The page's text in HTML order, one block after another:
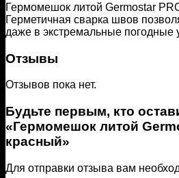
Гермомешок литой Germostar
Герметичная сварка швов
даже в экстремальные погодные
Отзывы
Отзывов пока нет.
Будьте первым, кто
«Гермомешок литой
красный»
Для отправки отзыва вам